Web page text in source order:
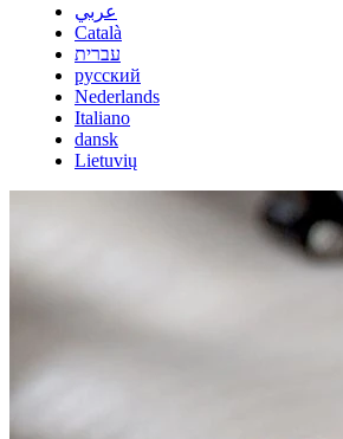
عربي
Català
עברית
русский
Nederlands
Italiano
dansk
Lietuvių